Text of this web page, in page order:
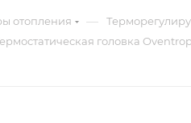
отопления —
головка